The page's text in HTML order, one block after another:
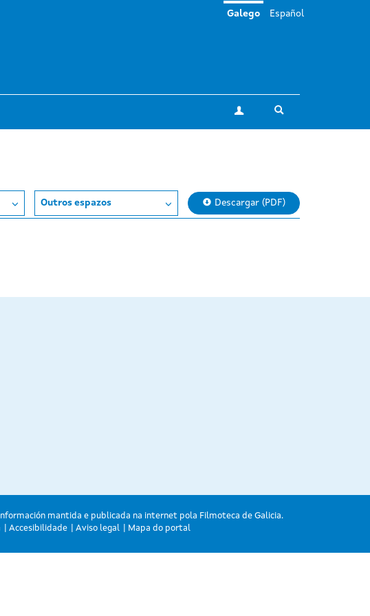
A miña conta
Galego Español
Outros espazos Descargar (PDF)
mantida e publicada na internet pola Filmoteca de Galicia.
Accesibilidade Aviso legal Mapa do portal